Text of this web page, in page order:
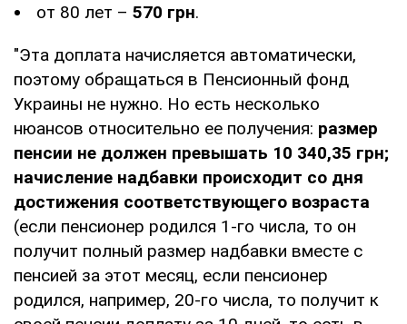
от 80 лет – 570 грн.
"Эта доплата начисляется автоматически,
поэтому обращаться в Пенсионный фонд
Украины не нужно. Но есть несколько
нюансов относительно ее получения: размер
пенсии не должен превышать 10 340,35 грн;
начисление надбавки происходит со дня
достижения соответствующего возраста
(если пенсионер родился 1-го числа, то он
получит полный размер надбавки вместе с
пенсией за этот месяц, если пенсионер
родился, например, 20-го числа, то получит к